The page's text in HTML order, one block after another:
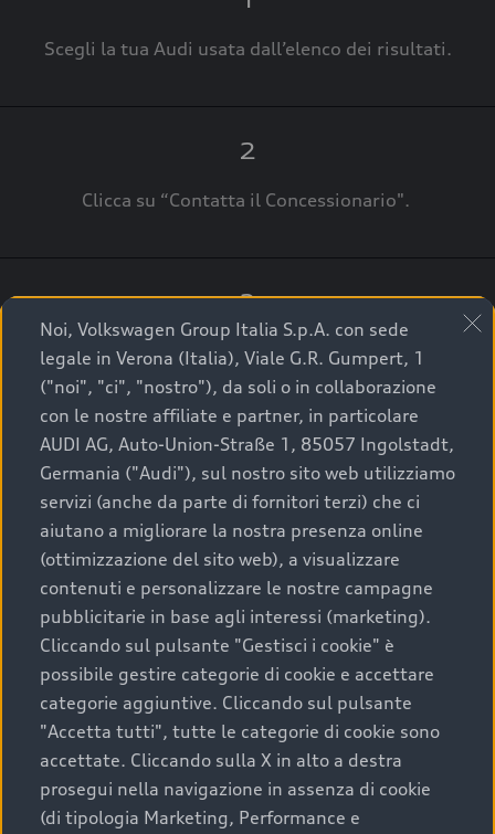
Scegli la tua Audi usata dall’elenco dei risultati.
2
Clicca su “Contatta il Concessionario".
3
A breve verrai ricontattato dal Customer Care
Audi Center o direttamente dal Concessionario
che ti supporterà per finalizzare la tua richiesta.
La qualità di acquistare
un’auto usata Audi
Scegliere un’auto usata è una decisione che coniuga
convenienza, affidabilità e sostenibilità. Per fare un
acquisto sicuro, è essenziale considerare aspetti
determinanti come la garanzia inclusa e l’affidabilità del
marchio. Audi offre l’auto usata perfetta tramite Audi
Prima Scelta :plus
Noi, Volkswagen Group Italia S.p.A. con sede
legale in Verona (Italia), Viale G.R. Gumpert, 1
("noi", "ci", "nostro"), da soli o in collaborazione
con le nostre affiliate e partner, in particolare
AUDI AG, Auto-Union-Straße 1, 85057 Ingolstadt,
Germania ("Audi"), sul nostro sito web utilizziamo
servizi (anche da parte di fornitori terzi) che ci
aiutano a migliorare la nostra presenza online
(ottimizzazione del sito web), a visualizzare
contenuti e personalizzare le nostre campagne
pubblicitarie in base agli interessi (marketing).
Cliccando sul pulsante "Gestisci i cookie" è
possibile gestire categorie di cookie e accettare
categorie aggiuntive. Cliccando sul pulsante
"Accetta tutti", tutte le categorie di cookie sono
accettate. Cliccando sulla X in alto a destra
prosegui nella navigazione in assenza di cookie
(di tipologia Marketing, Performance e